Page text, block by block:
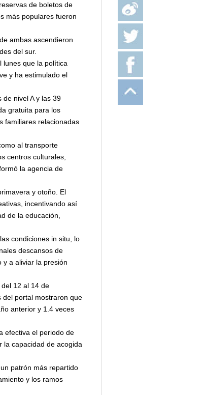
de boletos de
más populares fueron
ambas ascendieron
del sur.
lunes que la política
y ha estimulado el
nivel A y las 39
gratuita para los
familiares relacionadas
al transporte
centros culturales,
la agencia de
y otoño. El
incentivando así
de la educación,
condiciones in situ, lo
descansos de
y a aliviar la presión
12 al 14 de
del portal mostraron que
anterior y 1.4 veces
efectiva el periodo de
la capacidad de acogida
patrón más repartido
y los ramos